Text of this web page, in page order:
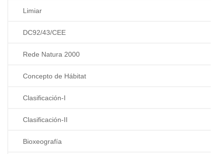
Limiar
DC92/43/CEE
Rede Natura 2000
Concepto de Hábitat
Clasificación-I
Clasificación-II
Bioxeografía